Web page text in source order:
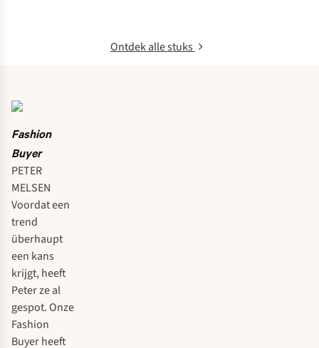
Ontdek alle stuks
Fashion
Buyer
PETER
MELSEN
Voordat een
trend
überhaupt
een kans
krijgt, heeft
Peter ze al
gespot. Onze
Fashion
Buyer heeft